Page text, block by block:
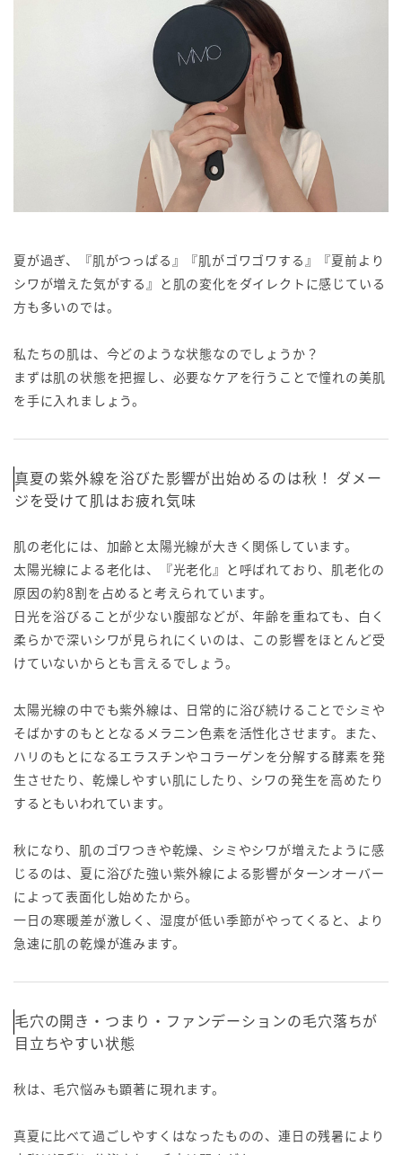
夏が過ぎ、『肌がつっぱる』『肌がゴワゴワする』『夏前より
シワが増えた気がする』と肌の変化をダイレクトに感じている
方も多いのでは。
私たちの肌は、今どのような状態なのでしょうか？
まずは肌の状態を把握し、必要なケアを行うことで憧れの美肌
を手に入れましょう。
真夏の紫外線を浴びた影響が出始めるのは秋！ ダメー
ジを受けて肌はお疲れ気味
肌の老化には、加齢と太陽光線が大きく関係しています。
太陽光線による老化は、『光老化』と呼ばれており、肌老化の
原因の約8割を占めると考えられています。
日光を浴びることが少ない腹部などが、年齢を重ねても、白く
柔らかで深いシワが見られにくいのは、この影響をほとんど受
けていないからとも言えるでしょう。
太陽光線の中でも紫外線は、日常的に浴び続けることでシミや
そばかすのもととなるメラニン色素を活性化させます。また、
ハリのもとになるエラスチンやコラーゲンを分解する酵素を発
生させたり、乾燥しやすい肌にしたり、シワの発生を高めたり
するともいわれています。
秋になり、肌のゴワつきや乾燥、シミやシワが増えたように感
じるのは、夏に浴びた強い紫外線による影響がターンオーバー
によって表面化し始めたから。
一日の寒暖差が激しく、湿度が低い季節がやってくると、より
急速に肌の乾燥が進みます。
毛穴の開き・つまり・ファンデーションの毛穴落ちが
目立ちやすい状態
秋は、毛穴悩みも顕著に現れます。
真夏に比べて過ごしやすくはなったものの、連日の残暑により